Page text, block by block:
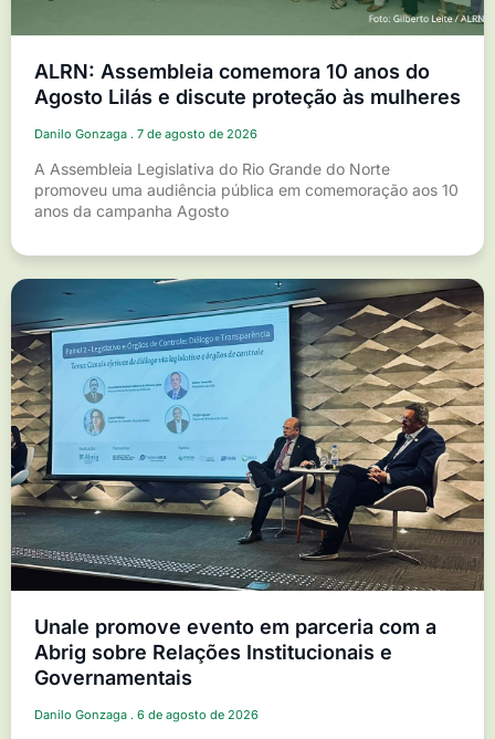
ALRN: Assembleia comemora 10 anos do
Agosto Lilás e discute proteção às mulheres
Danilo Gonzaga 7 de agosto de 2026
A Assembleia Legislativa do Rio Grande do Norte
promoveu uma audiência pública em comemoração aos 10
anos da campanha Agosto
Unale promove evento em parceria com a
Abrig sobre Relações Institucionais e
Governamentais
Danilo Gonzaga 6 de agosto de 2026